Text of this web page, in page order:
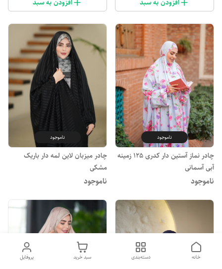
افزودن به سبد افزودن به سبد
ناموجود
چادر نماز آستین دار کدری 125 زمینه
آبی آسمانی
ناموجود
ناموجود
چادر میزبان لاین لمه دار باریک
مشکی
ناموجود
پروفایل سبد خرید دسته‌بندی خانه